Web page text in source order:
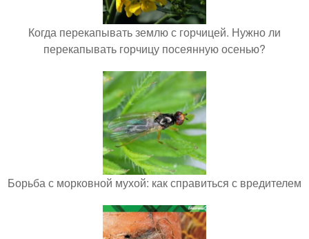
Когда перекапывать землю с горчицей. Нужно ли
перекапывать горчицу посеянную осенью?
Борьба с морковной мухой: как справиться с вредителем